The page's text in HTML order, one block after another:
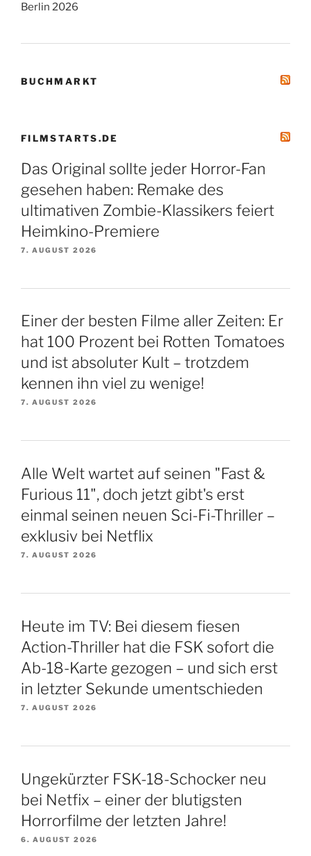
Berlin 2026
BUCHMARKT
FILMSTARTS.DE
Das Original sollte jeder Horror-Fan
gesehen haben: Remake des
ultimativen Zombie-Klassikers feiert
Heimkino-Premiere
7. AUGUST 2026
Einer der besten Filme aller Zeiten: Er
hat 100 Prozent bei Rotten Tomatoes
und ist absoluter Kult – trotzdem
kennen ihn viel zu wenige!
7. AUGUST 2026
Alle Welt wartet auf seinen "Fast &
Furious 11", doch jetzt gibt's erst
einmal seinen neuen Sci-Fi-Thriller –
exklusiv bei Netflix
7. AUGUST 2026
Heute im TV: Bei diesem fiesen
Action-Thriller hat die FSK sofort die
Ab-18-Karte gezogen – und sich erst
in letzter Sekunde umentschieden
7. AUGUST 2026
Ungekürzter FSK-18-Schocker neu
bei Netfix – einer der blutigsten
Horrorfilme der letzten Jahre!
6. AUGUST 2026